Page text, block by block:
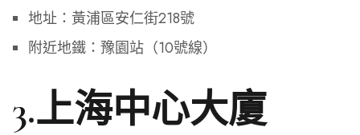
地址：黃浦區安仁街218號
附近地鐵：豫園站（10號線）
3.上海中心大廈